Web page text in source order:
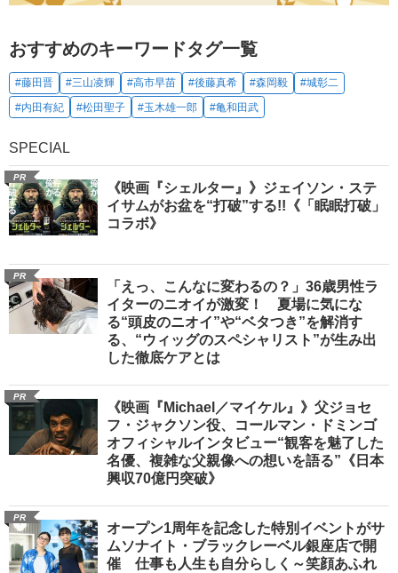
おすすめのキーワードタグ一覧
#藤田晋 #三山凌輝 #高市早苗 #後藤真希 #森岡毅
#城彰二
#内田有紀
#松田聖子 #玉木雄一郎 #亀和田武
SPECIAL
PR
《映画『シェルター』》ジェイソン・ステ
イサムがお盆を“打破”する!!《「眠眠打破」
コラボ》
PR
「えっ、こんなに変わるの？」36歳男性ラ
イターのニオイが激変！ 夏場に気にな
る“頭皮のニオイ”や“ベタつき”を解消す
る、“ウィッグのスペシャリスト”が生み出
した徹底ケアとは
PR
《映画『Michael／マイケル』》父ジョセ
フ・ジャクソン役、コールマン・ドミンゴ
オフィシャルインタビュー“観客を魅了した
名優、複雑な父親像への想いを語る”《日本
興収70億円突破》
PR
オープン1周年を記念した特別イベントがサ
ムソナイト・ブラックレーベル銀座店で開
催 仕事も人生も自分らしく～笑顔あふれ